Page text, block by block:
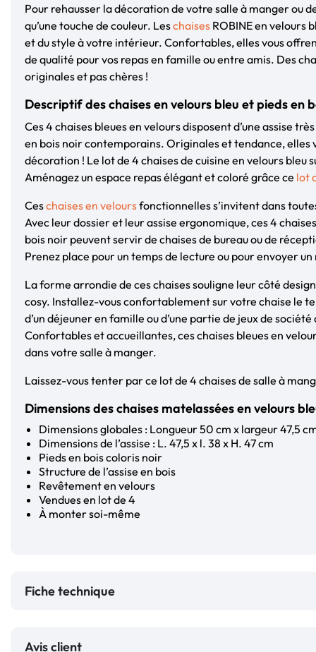
Pour rehausser la décoration de votre salle à manger ou
qu’une touche de couleur. Leschaises ROBINE en velours
et du style à votre intérieur. Confortables, elles vous
de qualité pour vos repas en famille ou entre amis. Des
originales et pas chères !
Descriptif des chaises en velours bleu et pieds en
Ces 4 chaises bleues en velours disposent d’une assise
en bois noir contemporains. Originales et tendance,
décoration ! Le lot de 4 chaises de cuisine en velours bleu
Aménagez un espace repas élégant et coloré grâce ce lot
Ceschaises en veloursfonctionnelles s’invitent dans
Avec leur dossier et leur assise ergonomique, ces 4
bois noir peuvent servir de chaises de bureau ou de
Prenez place pour un temps de lecture ou pour envoyer un
La forme arrondie de ces chaises souligne leur côté
cosy. Installez-vous confortablement sur votre chaise le
d’un déjeuner en famille ou d’une partie de jeux de
Confortables et accueillantes, ces chaises bleues en
dans votre salle à manger.
Laissez-vous tenter par ce lot de 4 chaises de salle à
Dimensions des chaises matelassées en velours
Dimensions globales : Longueur 50 cm x largeur 47,5
Dimensions de l’assise : L. 47,5 x l. 38 x H. 47 cm
Pieds en bois coloris noir
Structure de l’assise en bois
Revêtement en velours
Vendues en lot de 4
À monter soi-même
Fiche technique
Avis client